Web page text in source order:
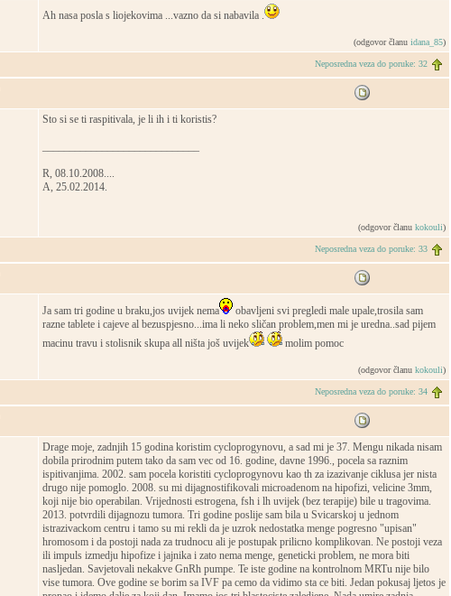
Ah nasa posla s liojekovima ...vazno da si nabavila .
(odgovor članu idana_85)
Neposredna veza do poruke: 32
Sto si se ti raspitivala, je li ih i ti koristis?
R, 08.10.2008....
A, 25.02.2014.
(odgovor članu kokouli)
Neposredna veza do poruke: 33
Ja sam tri godine u braku,jos uvijek nema
obavljeni svi pregledi male upale,trosila sam
razne tablete i cajeve al bezuspjesno...ima li neko sličan problem,men mi je uredna..sad pijem
macinu travu i stolisnik skupa all ništa još uvijek
molim pomoc
(odgovor članu kokouli)
Neposredna veza do poruke: 34
Drage moje, zadnjih 15 godina koristim cycloprogynovu, a sad mi je 37. Mengu nikada nisam
dobila prirodnim putem tako da sam vec od 16. godine, davne 1996., pocela sa raznim
ispitivanjima. 2002. sam pocela koristiti cycloprogynovu kao th za izazivanje ciklusa jer nista
drugo nije pomoglo. 2008. su mi dijagnostifikovali microadenom na hipofizi, velicine 3mm,
koji nije bio operabilan. Vrijednosti estrogena, fsh i lh uvijek (bez terapije) bile u tragovima.
2013. potvrdili dijagnozu tumora. Tri godine poslije sam bila u Svicarskoj u jednom
istrazivackom centru i tamo su mi rekli da je uzrok nedostatka menge pogresno "upisan"
hromosom i da postoji nada za trudnocu ali je postupak prilicno komplikovan. Ne postoji veza
ili impuls izmedju hipofize i jajnika i zato nema menge, geneticki problem, ne mora biti
nasljedan. Savjetovali nekakve GnRh pumpe. Te iste godine na kontrolnom MRTu nije bilo
vise tumora. Ove godine se borim sa IVF pa cemo da vidimo sta ce biti. Jedan pokusaj ljetos je